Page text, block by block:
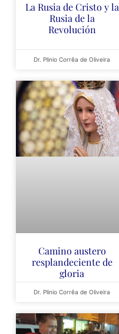
La Rusia de Cristo y la
Rusia de la
Revolución
Dr. Plinio Corrêa de Oliveira
Camino austero
resplandeciente de
gloria
Dr. Plinio Corrêa de Oliveira